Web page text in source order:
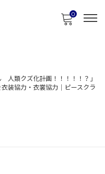
0
人類クズ化計画！！！！！？」
装協力・衣裳協力｜ピースクラ